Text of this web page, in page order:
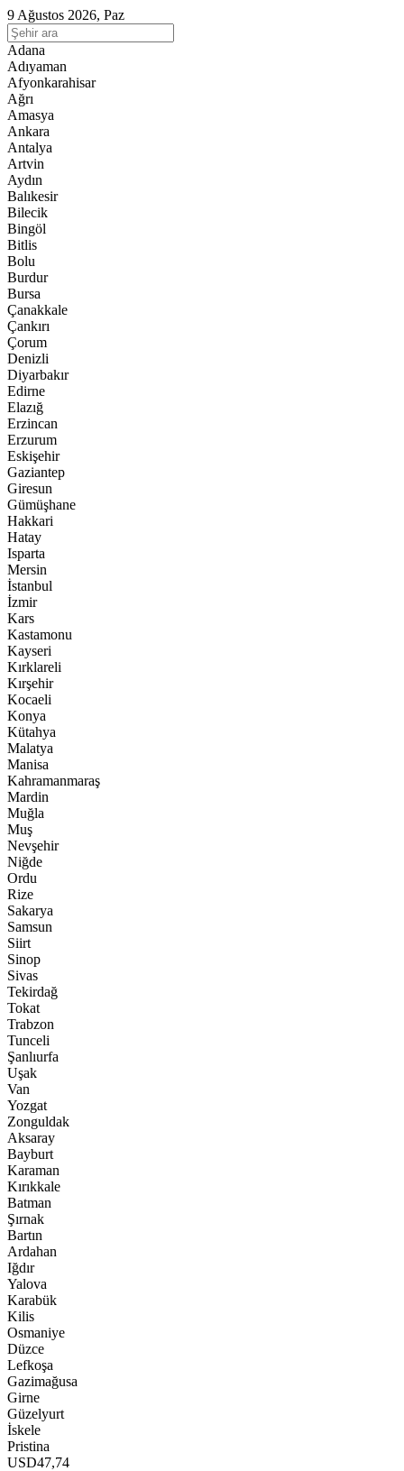
9 Ağustos 2026, Paz
Adana
Adıyaman
Afyonkarahisar
Ağrı
Amasya
Ankara
Antalya
Artvin
Aydın
Balıkesir
Bilecik
Bingöl
Bitlis
Bolu
Burdur
Bursa
Çanakkale
Çankırı
Çorum
Denizli
Diyarbakır
Edirne
Elazığ
Erzincan
Erzurum
Eskişehir
Gaziantep
Giresun
Gümüşhane
Hakkari
Hatay
Isparta
Mersin
İstanbul
İzmir
Kars
Kastamonu
Kayseri
Kırklareli
Kırşehir
Kocaeli
Konya
Kütahya
Malatya
Manisa
Kahramanmaraş
Mardin
Muğla
Muş
Nevşehir
Niğde
Ordu
Rize
Sakarya
Samsun
Siirt
Sinop
Sivas
Tekirdağ
Tokat
Trabzon
Tunceli
Şanlıurfa
Uşak
Van
Yozgat
Zonguldak
Aksaray
Bayburt
Karaman
Kırıkkale
Batman
Şırnak
Bartın
Ardahan
Iğdır
Yalova
Karabük
Kilis
Osmaniye
Düzce
Lefkoşa
Gazimağusa
Girne
Güzelyurt
İskele
Pristina
USD47,74